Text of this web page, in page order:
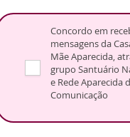
Concordo em
mensagens da
Mãe Aparecida,
grupo Santuário
e Rede Aparecida
Comunicação